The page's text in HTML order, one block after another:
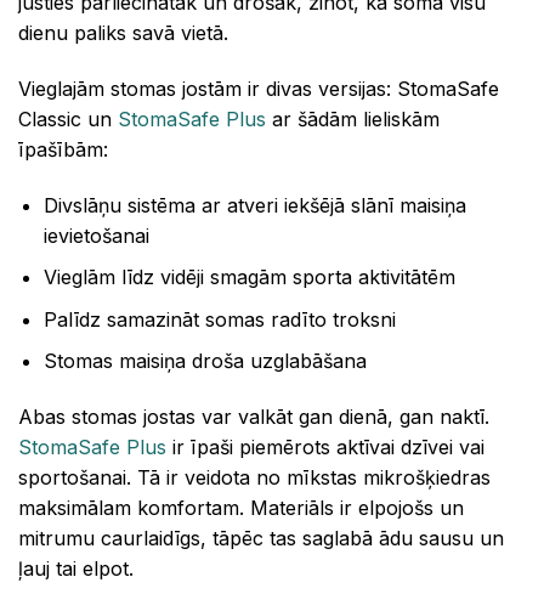
dienu paliks savā vietā.
Vieglajām stomas jostām ir divas versijas: StomaSafe
Classic un StomaSafe Plus ar šādām lieliskām
īpašībām:
Divslāņu sistēma ar atveri iekšējā slānī maisiņa
ievietošanai
Vieglām līdz vidēji smagām sporta aktivitātēm
Palīdz samazināt somas radīto troksni
Stomas maisiņa droša uzglabāšana
Abas stomas jostas var valkāt gan dienā, gan naktī.
StomaSafe Plus ir īpaši piemērots aktīvai dzīvei vai
sportošanai. Tā ir veidota no mīkstas mikrošķiedras
maksimālam komfortam. Materiāls ir elpojošs un
mitrumu caurlaidīgs, tāpēc tas saglabā ādu sausu un
ļauj tai elpot.